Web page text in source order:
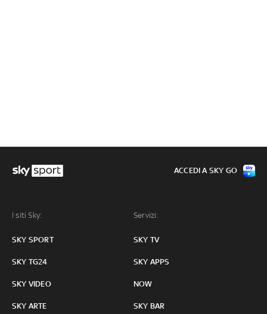
I siti Sky:
SKY SPORT
SKY TG24
SKY VIDEO
SKY ARTE
Servizi:
SKY TV
SKY APPS
NOW
SKY BAR
ACCEDI A SKY GO